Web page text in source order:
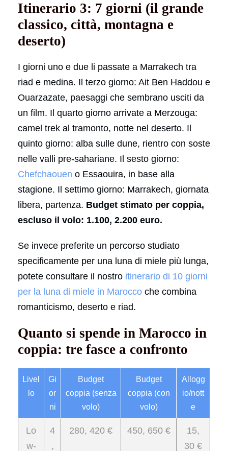
Itinerario 3: 7 giorni (il grande
classico, città, montagna e
deserto)
I giorni uno e due li passate a Marrakech tra
riad e medina. Il terzo giorno: Ait Ben Haddou e
Ouarzazate, paesaggi che sembrano usciti da
un film. Il quarto giorno arrivate a Merzouga:
camel trek al tramonto, notte nel deserto. Il
quinto giorno: alba sulle dune, rientro con soste
nelle valli pre-sahariane. Il sesto giorno:
Chefchaouen o Essaouira, in base alla
stagione. Il settimo giorno: Marrakech, giornata
libera, partenza. Budget stimato per coppia,
escluso il volo: 1.100, 2.200 euro.
Se invece preferite un percorso studiato
specificamente per una luna di miele più lunga,
potete consultare il nostro itinerario di 10 giorni
per la luna di miele in Marocco che combina
romanticismo, deserto e riad.
Quanto si spende in Marocco in
coppia: tre fasce a confronto
Livel
lo
Gi
or
ni
Budget
coppia (senza
volo)
Budget
coppia (con
volo)
Allogg
io/nott
e
Lo
w-
4
,
280, 420 € 450, 650 €
15,
30 €